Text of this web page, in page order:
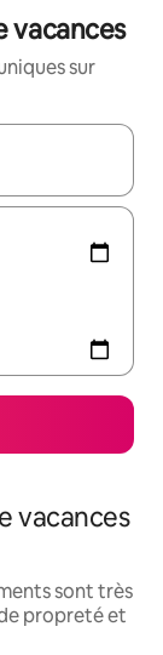
vacances
sur
vers le
vacances
sont très
propreté et